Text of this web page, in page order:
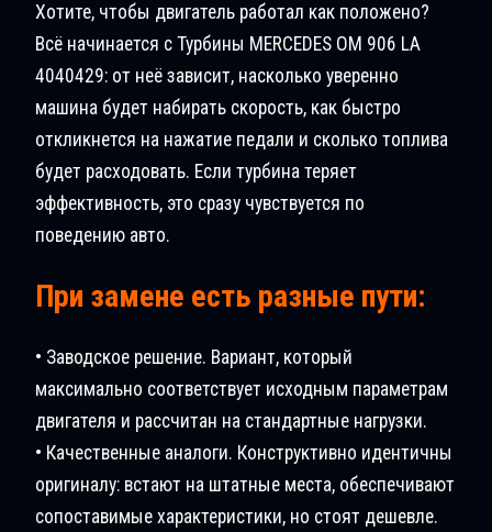
Хотите, чтобы двигатель работал как положено?
Всё начинается с Турбины MERCEDES OM 906 LA
4040429: от неё зависит, насколько уверенно
машина будет набирать скорость, как быстро
откликнется на нажатие педали и сколько топлива
будет расходовать. Если турбина теряет
эффективность, это сразу чувствуется по
поведению авто.
При замене есть разные пути:
• Заводское решение. Вариант, который
максимально соответствует исходным параметрам
двигателя и рассчитан на стандартные нагрузки.
• Качественные аналоги. Конструктивно идентичны
оригиналу: встают на штатные места, обеспечивают
сопоставимые характеристики, но стоят дешевле.